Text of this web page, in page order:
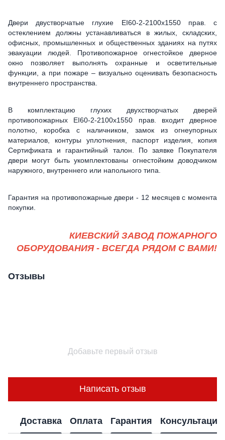
Двери двустворчатые глухие ЕІ60-2-2100x1550 прав. с
остеклением должны устанавливаться в жилых, складских,
офисных, промышленных и общественных зданиях на путях
эвакуации людей. Противопожарное огнестойкое дверное
окно позволяет выполнять охранные и осветительные
функции, а при пожаре – визуально оценивать безопасность
внутреннего пространства.
В комплектацию глухих двухстворчатых дверей
противопожарных ЕІ60-2-2100x1550 прав. входит дверное
полотно, коробка с наличником, замок из огнеупорных
материалов, контуры уплотнения, паспорт изделия, копия
Сертификата и гарантийный талон. По заявке Покупателя
двери могут быть укомплектованы огнестойким доводчиком
наружного, внутреннего или напольного типа.
Гарантия на противопожарные двери - 12 месяцев с момента
покупки.
КИЕВСКИЙ ЗАВОД ПОЖАРНОГО
ОБОРУДОВАНИЯ - ВСЕГДА РЯДОМ С ВАМИ!
Отзывы
Добавьте первый отзыв
Написать отзыв
Доставка Оплата Гарантия Консультация